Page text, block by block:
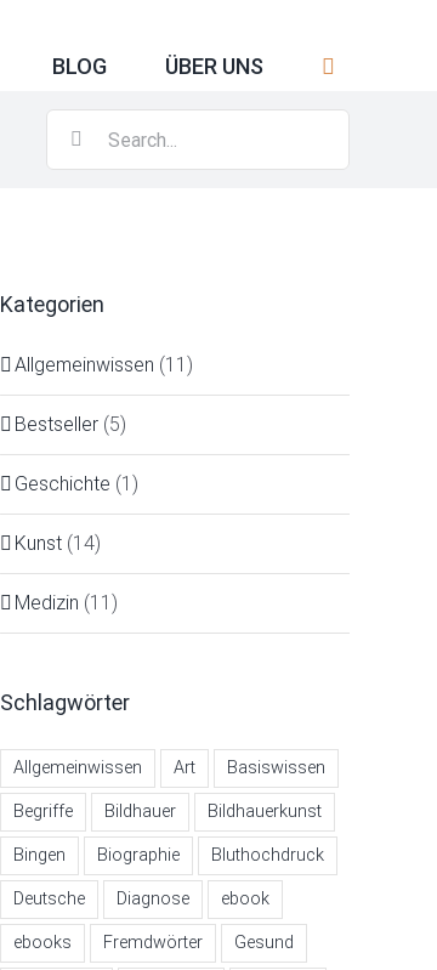
BLOG ÜBER UNS
Kategorien
Allgemeinwissen (11)
Bestseller (5)
Geschichte (1)
Kunst (14)
Medizin (11)
Schlagwörter
Allgemeinwissen Art Basiswissen
Begriffe Bildhauer Bildhauerkunst
Bingen Biographie Bluthochdruck
Deutsche Diagnose ebook
ebooks Fremdwörter Gesund